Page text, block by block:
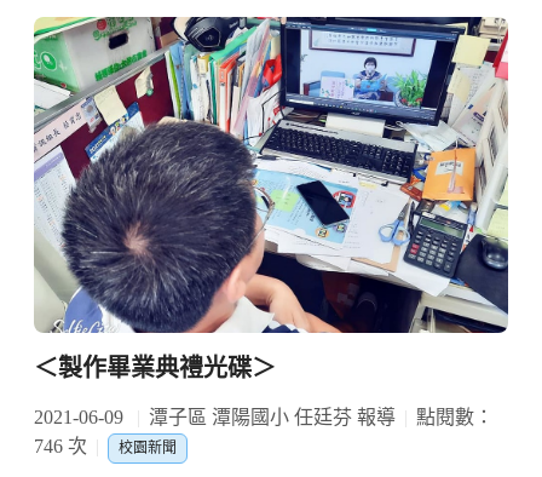
＜製作畢業典禮光碟＞
2021-06-09 潭子區 潭陽國小 任廷芬 報導
點閱數：
746 次
校園新聞